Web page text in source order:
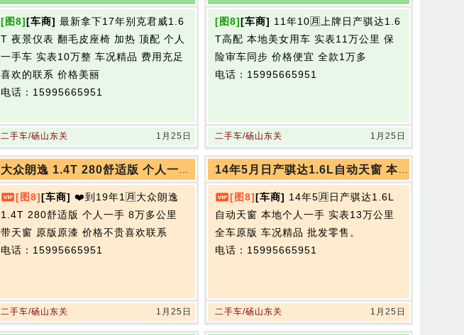
[图8][车商] 最新拿下17年别克君威1.6
T 夜景仪表 翻毛皮座椅 加热 顶配 个人
一手车 实表10万整 车况精品 费用充足
喜欢的联系 价格美丽
电话：15995665951
二手车/砀山东关 1月25日
[图8][车商] 11年10🈷️上牌日产骐达1.6
T高配 本地美女用车 实表11万公里 保
险审车同步 价格便宜 全款1万多
电话：15995665951
二手车/砀山东关 1月25日
[图8][车商] ❤️到19年1🈷️大众朗逸
1.4T 280舒适版 个人一手 8万多公里
带天窗 原版原漆 价格不贵喜欢联系
电话：15995665951
二手车/砀山东关 1月25日
[图8][车商] 14年5🈷️日产骐达1.6L
自动天窗 本地个人一手 实表13万公里
全车原版 车况精品 批发零售。
电话：15995665951
二手车/砀山东关 1月25日